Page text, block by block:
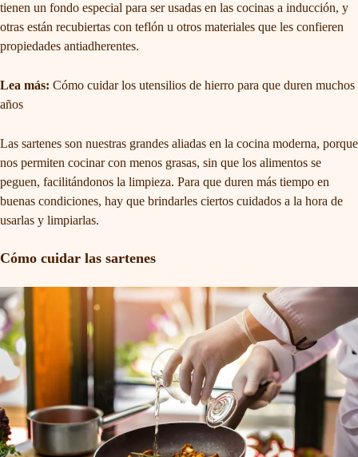
tienen un fondo especial para ser usadas en las cocinas a inducción, y
otras están recubiertas con teflón u otros materiales que les confieren
propiedades antiadherentes.
Lea más: Cómo cuidar los utensilios de hierro para que duren muchos
años
Las sartenes son nuestras grandes aliadas en la cocina moderna, porque
nos permiten cocinar con menos grasas, sin que los alimentos se
peguen, facilitándonos la limpieza. Para que duren más tiempo en
buenas condiciones, hay que brindarles ciertos cuidados a la hora de
usarlas y limpiarlas.
Cómo cuidar las sartenes